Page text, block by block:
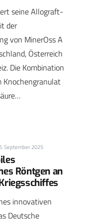
seine Allograft-
der
von MinerOss A
Österreich
Die Kombination
Knochengranulat
September 2025
Röntgen an
innovativen
Deutsche